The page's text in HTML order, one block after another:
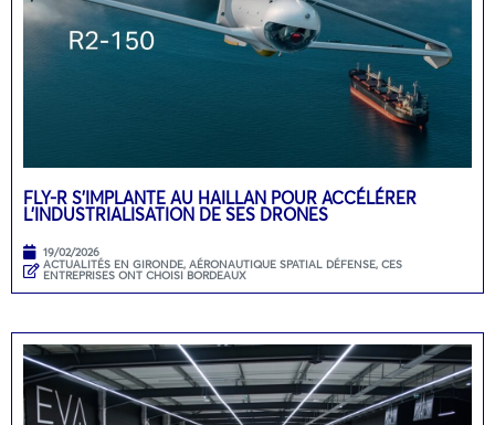
FLY-R S’IMPLANTE AU HAILLAN POUR ACCÉLÉRER
L’INDUSTRIALISATION DE SES DRONES
19/02/2026
ACTUALITÉS EN GIRONDE, AÉRONAUTIQUE SPATIAL DÉFENSE, CES
ENTREPRISES ONT CHOISI BORDEAUX